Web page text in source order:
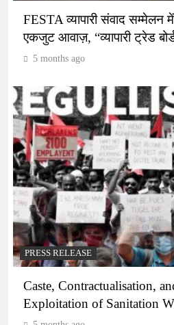
FESTA व्यापारी संवाद सम्मेलन में
एकजुट आवाज़, “व्यापारी ट्रेड
5 months ago
PRESS RELEASE
Caste, Contractualisation,
Exploitation of Sanitation